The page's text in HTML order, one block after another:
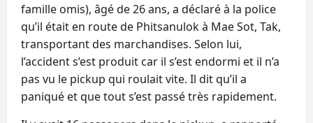
famille omis), âgé de 26 ans, a déclaré à la police
qu’il était en route de Phitsanulok à Mae Sot, Tak,
transportant des marchandises. Selon lui,
l’accident s’est produit car il s’est endormi et il n’a
pas vu le pickup qui roulait vite. Il dit qu’il a
paniqué et que tout s’est passé très rapidement.